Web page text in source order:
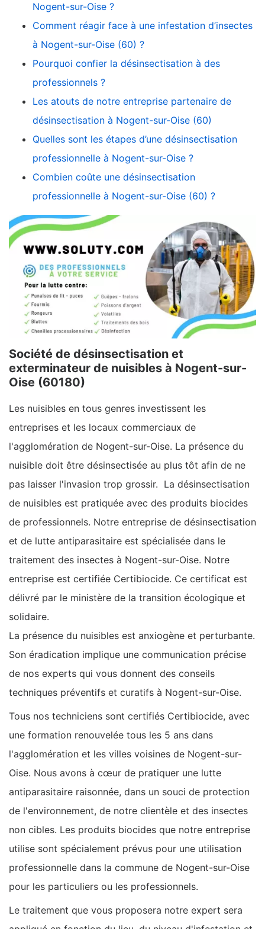
Nogent-sur-Oise ?
Comment réagir face à une infestation d’insectes
à Nogent-sur-Oise (60) ?
Pourquoi confier la désinsectisation à des
professionnels ?
Les atouts de notre entreprise partenaire de
désinsectisation à Nogent-sur-Oise (60)
Quelles sont les étapes d’une désinsectisation
professionnelle à Nogent-sur-Oise ?
Combien coûte une désinsectisation
professionnelle à Nogent-sur-Oise (60) ?
Société de désinsectisation et
exterminateur de nuisibles à Nogent-sur-
Oise (60180)
Les nuisibles en tous genres investissent les
entreprises et les locaux commerciaux de
l'agglomération de Nogent-sur-Oise. La présence du
nuisible doit être désinsectisée au plus tôt afin de ne
pas laisser l'invasion trop grossir. La désinsectisation
de nuisibles est pratiquée avec des produits biocides
de professionnels. Notre entreprise de désinsectisation
et de lutte antiparasitaire est spécialisée dans le
traitement des insectes à Nogent-sur-Oise. Notre
entreprise est certifiée Certibiocide. Ce certificat est
délivré par le ministère de la transition écologique et
solidaire.
La présence du nuisibles est anxiogène et perturbante.
Son éradication implique une communication précise
de nos experts qui vous donnent des conseils
techniques préventifs et curatifs à Nogent-sur-Oise.
Tous nos techniciens sont certifiés Certibiocide, avec
une formation renouvelée tous les 5 ans dans
l'agglomération et les villes voisines de Nogent-sur-
Oise. Nous avons à cœur de pratiquer une lutte
antiparasitaire raisonnée, dans un souci de protection
de l'environnement, de notre clientèle et des insectes
non cibles. Les produits biocides que notre entreprise
utilise sont spécialement prévus pour une utilisation
professionnelle dans la commune de Nogent-sur-Oise
pour les particuliers ou les professionnels.
Le traitement que vous proposera notre expert sera